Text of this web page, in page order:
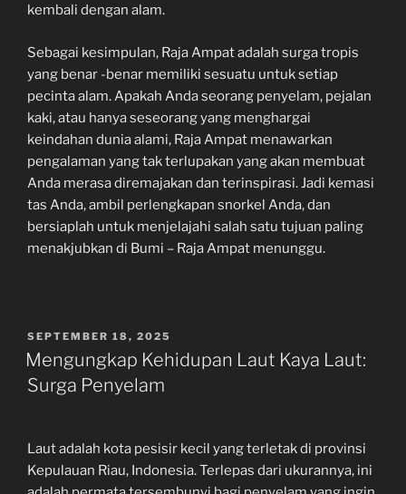
kembali dengan alam.
Sebagai kesimpulan, Raja Ampat adalah surga tropis
yang benar -benar memiliki sesuatu untuk setiap
pecinta alam. Apakah Anda seorang penyelam, pejalan
kaki, atau hanya seseorang yang menghargai
keindahan dunia alami, Raja Ampat menawarkan
pengalaman yang tak terlupakan yang akan membuat
Anda merasa diremajakan dan terinspirasi. Jadi kemasi
tas Anda, ambil perlengkapan snorkel Anda, dan
bersiaplah untuk menjelajahi salah satu tujuan paling
menakjubkan di Bumi – Raja Ampat menunggu.
POSTED
ON
SEPTEMBER 18, 2025
Mengungkap Kehidupan Laut Kaya Laut:
Surga Penyelam
Laut adalah kota pesisir kecil yang terletak di provinsi
Kepulauan Riau, Indonesia. Terlepas dari ukurannya, ini